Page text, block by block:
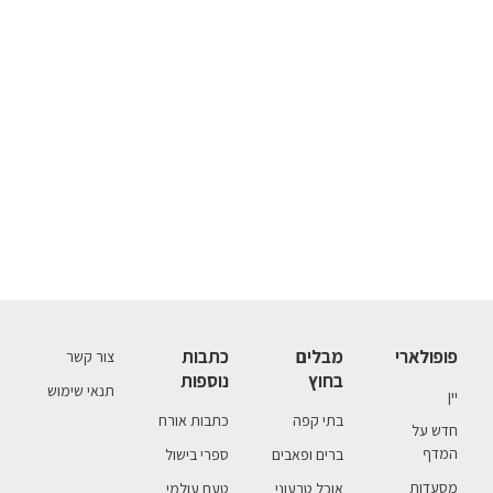
פופולארי
יין
חדש על
המדף
מסעדות
מבלים
בחוץ
בתי קפה
ברים ופאבים
אוכל טבעוני
כתבות
נוספות
כתבות אורח
ספרי בישול
טעם עולמי
צור קשר
תנאי שימוש